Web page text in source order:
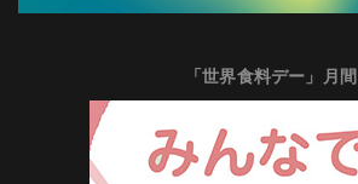
「世界食料デー」月間